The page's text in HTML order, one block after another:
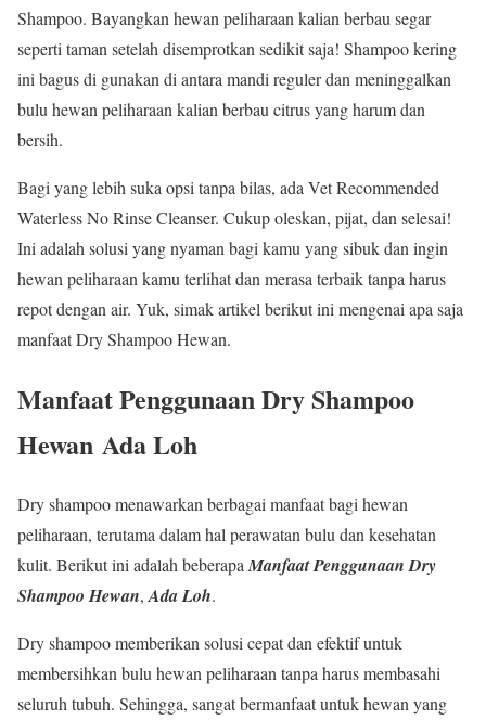
Shampoo. Bayangkan hewan peliharaan kalian berbau segar
seperti taman setelah disemprotkan sedikit saja! Shampoo kering
ini bagus di gunakan di antara mandi reguler dan meninggalkan
bulu hewan peliharaan kalian berbau citrus yang harum dan
bersih.
Bagi yang lebih suka opsi tanpa bilas, ada Vet Recommended
Waterless No Rinse Cleanser. Cukup oleskan, pijat, dan selesai!
Ini adalah solusi yang nyaman bagi kamu yang sibuk dan ingin
hewan peliharaan kamu terlihat dan merasa terbaik tanpa harus
repot dengan air. Yuk, simak artikel berikut ini mengenai apa saja
manfaat Dry Shampoo Hewan.
Manfaat Penggunaan Dry Shampoo
Hewan Ada Loh
Dry shampoo menawarkan berbagai manfaat bagi hewan
peliharaan, terutama dalam hal perawatan bulu dan kesehatan
kulit. Berikut ini adalah beberapa Manfaat Penggunaan Dry
Shampoo Hewan, Ada Loh.
Dry shampoo memberikan solusi cepat dan efektif untuk
membersihkan bulu hewan peliharaan tanpa harus membasahi
seluruh tubuh. Sehingga, sangat bermanfaat untuk hewan yang